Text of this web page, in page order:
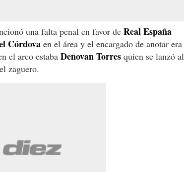
una falta penal en favor de Real España
Córdova en el área y el encargado de anotar era
el arco estaba Denovan Torres quien se lanzó al
zaguero.